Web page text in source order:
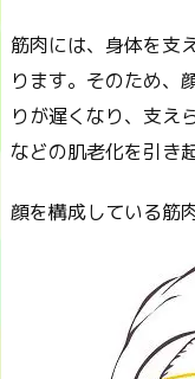
筋肉には、身体を支
ります。そのため、
りが遅くなり、支え
などの肌老化を引き
顔を構成している筋